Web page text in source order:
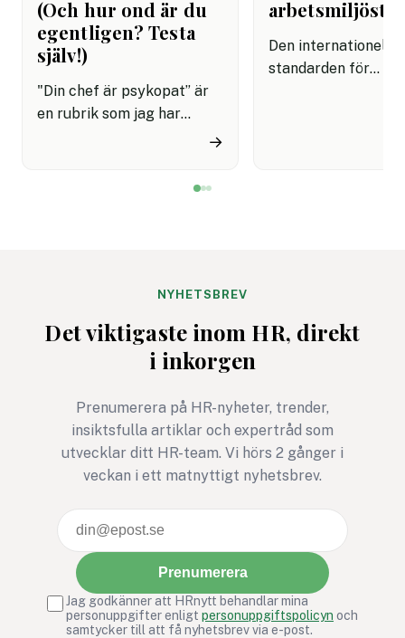
(Och hur ond är du
egentligen? Testa
själv!)
"Din chef är psykopat” är
en rubrik som jag har
har jag bildsatt den med
Cards”. Han är den ultimata
beteendevetare kallar
”Den mörka triaden” –
människans tre mest
destruktiva drag:
narcissism, psykopati och
machiavellianism (en
attityd).
→
Den internationella
standarden för
över.
NYHETSBREV
Det viktigaste inom HR, direkt
i inkorgen
Prenumerera på HR-nyheter, trender,
insiktsfulla artiklar och expertråd som
utvecklar ditt HR-team. Vi hörs 2 gånger i
veckan i ett matnyttigt nyhetsbrev.
Prenumerera
Jag godkänner att HRnytt behandlar mina
personuppgifter enligt personuppgiftspolicyn och
samtycker till att få nyhetsbrev via e-post.